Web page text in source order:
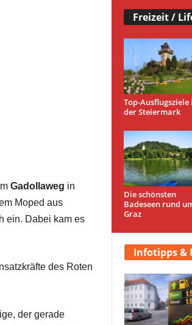
Gadollaweg in
Moped aus
ein. Dabei kam es
des Roten
der gerade
Freizeit /
Top-Ausflugsziele
der Steiermark
Die schönsten
Badeseen rund
Graz
Infotipps &